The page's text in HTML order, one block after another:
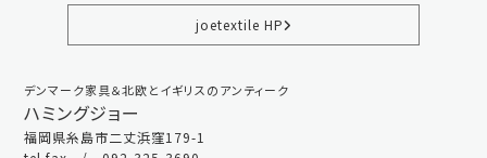
joetextile HP
デンマーク家具＆北欧とイギリスのアンティーク
ハミングジョー
福岡県糸島市二丈浜窪179-1